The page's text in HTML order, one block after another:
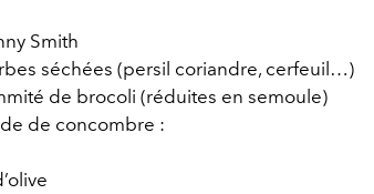
Smith
séchées (persil coriandre, cerfeuil…)
de brocoli (réduites en semoule)
de concombre :